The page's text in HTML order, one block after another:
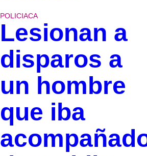
POLICIACA
Lesionan a
disparos a
un hombre
que iba